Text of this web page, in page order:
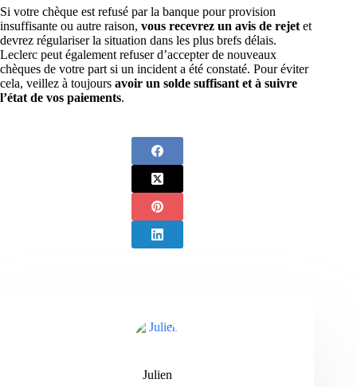
Si votre chèque est refusé par la banque pour provision
insuffisante ou autre raison, vous recevrez un avis de rejet et
devrez régulariser la situation dans les plus brefs délais.
Leclerc peut également refuser d’accepter de nouveaux
chèques de votre part si un incident a été constaté. Pour éviter
cela, veillez à toujours avoir un solde suffisant et à suivre
l’état de vos paiements.
Julien